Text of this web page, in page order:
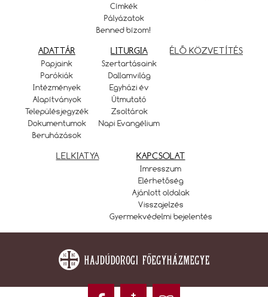
Címkék
Pályázatok
Benned bízom!
ADATTÁR
Papjaink
Parókiák
Intézmények
Alapítványok
Településjegyzék
Dokumentumok
Beruházások
LITURGIA
Szertartásaink
Dallamvilág
Egyházi év
Útmutató
Zsoltárok
Napi Evangélium
ÉLŐ KÖZVETÍTÉS
LELKIATYA KAPCSOLAT
Imresszum
Elérhetőség
Ajánlott oldalak
Visszajelzés
Gyermekvédelmi bejelentés